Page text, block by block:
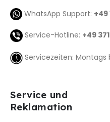
WhatsApp Support: +49
Service-Hotline: +49
Servicezeiten: Montags
Service und
Reklamation